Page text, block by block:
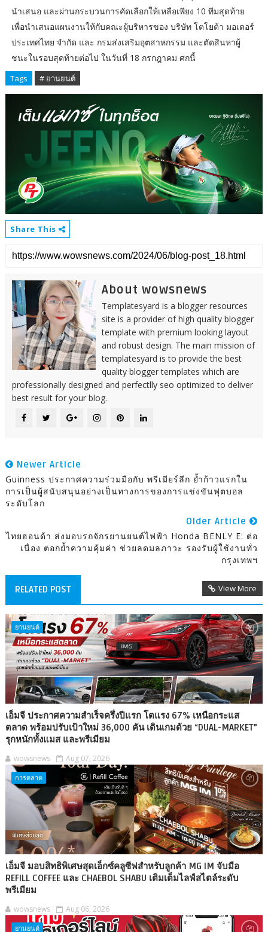
นำเสนอ และผ่านกระบวนการคัดเลือกให้เหลือเพียง 10 ทีมสุดท้าย
เพื่อนำเสนอแผนงานให้กับคณะผู้บริหารของ บริษัท โตโยต้า มอเตอร์
ประเทศไทย จำกัด และ กรมส่งเสริมอุตสาหกรรม และตัดสินหาผู้
ชนะในรอบสุดท้ายต่อไป ในวันที่ 18 กรกฎาคม ศกนี้
Tags # ยานยนต์
Share This
About wowsnews
Templatesyard is a blogger resources
site is a provider of high quality blogger
template with premium looking layout
and robust design. The main mission of
templatesyard is to provide the best
quality blogger templates which are
professionally designed and perfectlly seo optimized to deliver
best result for your blog.
Newer Article
Guinness ประกาศความร่วมมือกับ พรีเมียร์ลีก ย้ำก้าวแรกใน
การเป็นผู้สนับสนุนอย่างเป็นทางการของการแข่งขันฟุตบอล
ระดับโลก
Older Article
ไทยฮอนด้า ส่งมอบรถจักรยานยนต์ไฟฟ้า Honda BENLY E: ต่อ
เนื่อง ตอกย้ำความคุ้มค่า ช่วยลดมลภาวะ รองรับผู้ใช้งานทั่ว
กรุงเทพฯ
RELATED POST View More
ยานยนต์
เอ็มจี ประกาศความสำเร็จครึ่งปีแรก โตแรง 67% เหนือกระแส
ตลาด พร้อมปรับเป้าใหม่ 36,000 คัน เดินเกมด้วย “DUAL-MARKET”
รุกหนักทั้งแมส และพรีเมียม
wowsnews Aug 07, 2026
การตลาด
เอ็มจี มอบสิทธิพิเศษสุดเอ็กซ์คลูซีฟสำหรับลูกค้า MG IM จับมือ
REFILL COFFEE และ CHAEBOL SHABU เติมเต็มไลฟ์สไตล์ระดับ
พรีเมียม
wowsnews Aug 06, 2026
ยานยนต์